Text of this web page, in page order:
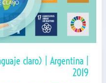
claro) | Argentina |
2019